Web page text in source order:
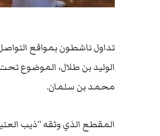
تداول ناشطون بمواقع
الوليد بن طلال، الموضوع
محمد بن سلمان.
المقطع الذي وثقه “ذيب